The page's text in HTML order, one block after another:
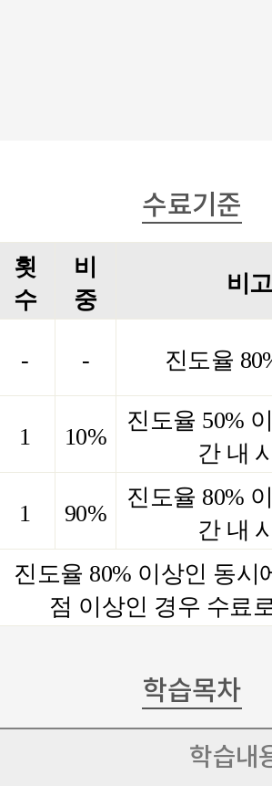
수료기준
횟
수
비
중
비고
- - 진도율
1 10%
진도율 50%
간 내
1 90%
진도율 80%
간 내
진도율 80% 이상인 동시
점 이상인 경우 수료
학습목차
학습내